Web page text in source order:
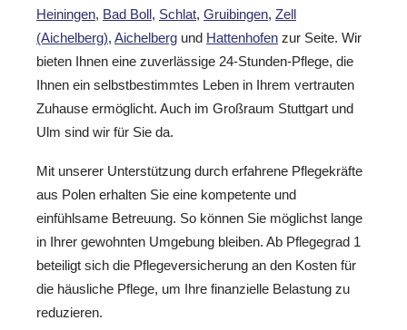
Heiningen, Bad Boll, Schlat, Gruibingen, Zell
(Aichelberg), Aichelberg und Hattenhofen zur Seite. Wir
bieten Ihnen eine zuverlässige 24-Stunden-Pflege, die
Ihnen ein selbstbestimmtes Leben in Ihrem vertrauten
Zuhause ermöglicht. Auch im Großraum Stuttgart und
Ulm sind wir für Sie da.
Mit unserer Unterstützung durch erfahrene Pflegekräfte
aus Polen erhalten Sie eine kompetente und
einfühlsame Betreuung. So können Sie möglichst lange
in Ihrer gewohnten Umgebung bleiben. Ab Pflegegrad 1
beteiligt sich die Pflegeversicherung an den Kosten für
die häusliche Pflege, um Ihre finanzielle Belastung zu
reduzieren.